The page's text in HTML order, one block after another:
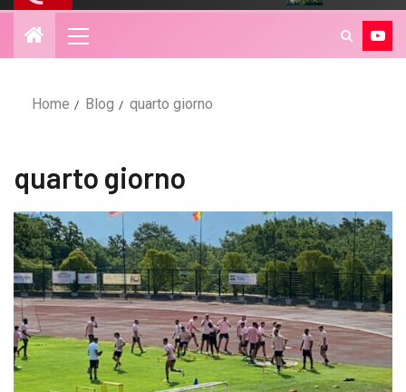
Home Blog quarto giorno
quarto giorno